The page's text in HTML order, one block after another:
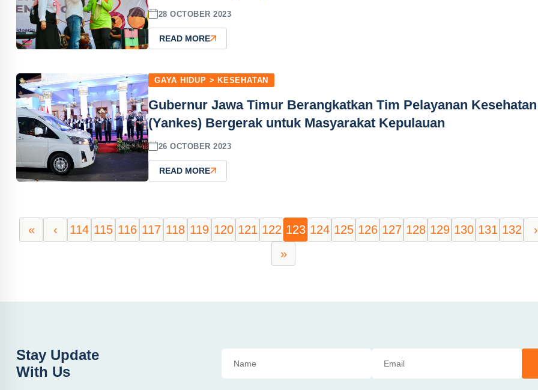
28 OCTOBER 2023
READ MORE
GAYA HIDUP > KESEHATAN
Gubernur Jawa Timur Berangkatkan Tim Pelayanan Kesehatan
(Yankes) Bergerak untuk Masyarakat Kepulauan
26 OCTOBER 2023
READ MORE
« ‹ 114 115 116 117 118 119 120 121 122 123 124 125 126 127 128 129 130 131 132
›
»
Stay Update
With Us